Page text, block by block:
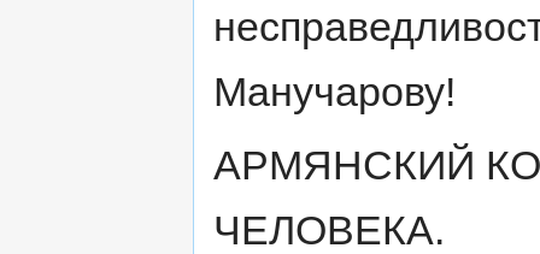
Манучарову!
АРМЯНСКИЙ
ЧЕЛОВЕКА.